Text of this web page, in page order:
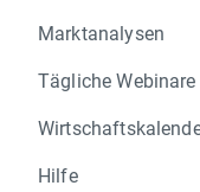
Marktanalysen
Tägliche Webinare
Hilfe